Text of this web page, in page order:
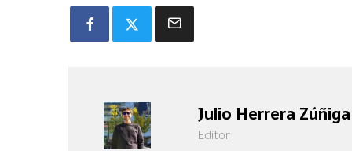
Julio Herrera Zúñiga
Editor